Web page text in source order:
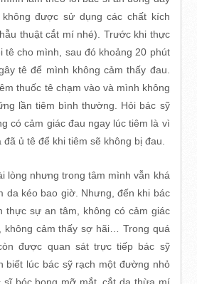
được sử dụng các chất kích
thuật cắt mí nhé). Trước khi thực
tê cho mình, sau đó khoảng 20 phút
tê để mình không cảm thấy đau.
thuốc tê chạm vào và mình không
lần tiêm bình thường. Hỏi bác sỹ
có cảm giác đau ngay lúc tiêm là vì
ủ tê để khi tiêm sẽ không bị đau.
lòng nhưng trong tâm mình vẫn khá
da kéo bao giờ. Nhưng, đến khi bác
thực sự an tâm, không có cảm giác
không cảm thấy sợ hãi… Trong quá
được quan sát trực tiếp bác sỹ
biết lúc bác sỹ rạch một đường nhỏ
sĩ bóc bọng mỡ mắt, cắt da thừa mí